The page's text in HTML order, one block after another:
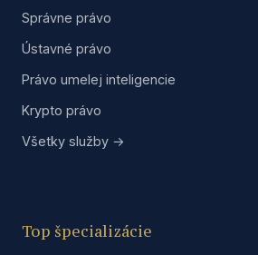
Správne právo
Ústavné právo
Právo umelej inteligencie
Krypto právo
Všetky služby →
Top špecializácie